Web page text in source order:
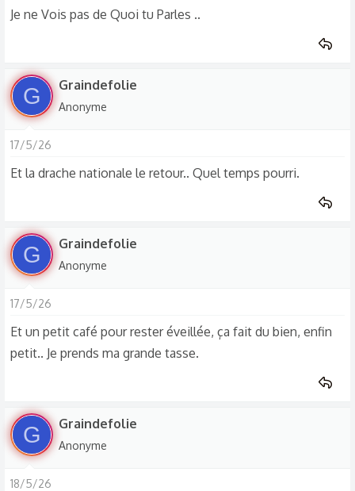
Je ne Vois pas de Quoi tu Parles ..
G Graindefolie
Anonyme
17/5/26
Et la drache nationale le retour.. Quel temps pourri.
G Graindefolie
Anonyme
17/5/26
Et un petit café pour rester éveillée, ça fait du bien, enfin
petit.. Je prends ma grande tasse.
G Graindefolie
Anonyme
18/5/26